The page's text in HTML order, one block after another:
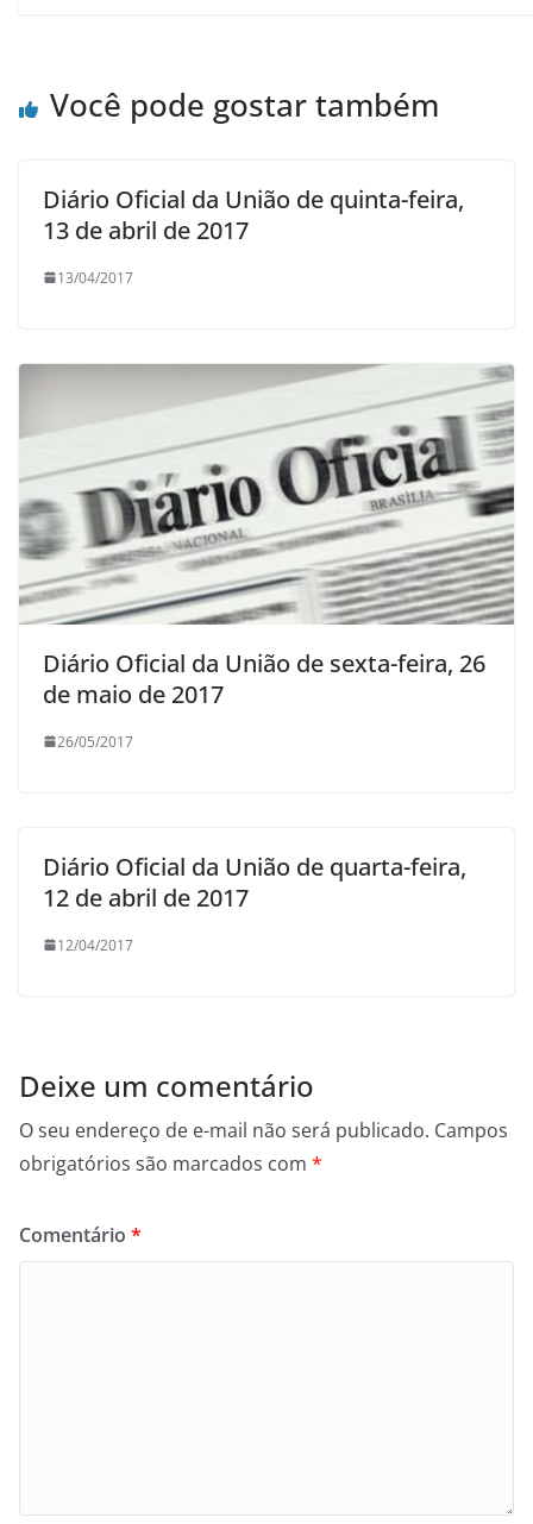
Você pode gostar também
Diário Oficial da União de quinta-feira,
13 de abril de 2017
13/04/2017
Diário Oficial da União de sexta-feira, 26
de maio de 2017
26/05/2017
Diário Oficial da União de quarta-feira,
12 de abril de 2017
12/04/2017
Deixe um comentário
O seu endereço de e-mail não será publicado. Campos
obrigatórios são marcados com *
Comentário *